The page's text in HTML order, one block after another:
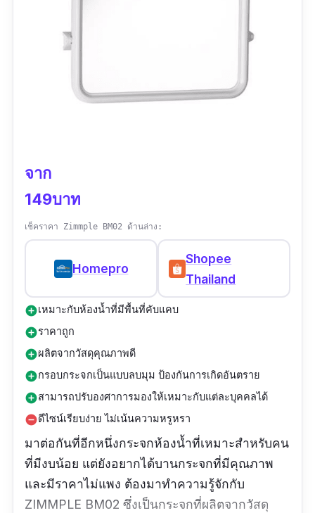
จาก
149บาท
เช็คราคา Zimmple BM02 ด้านล่าง:
Homepro
Shopee
Thailand
add_circleเหมาะกับห้องน้ำที่มีพื้นที่คับแคบ
add_circleราคาถูก
add_circleผลิตจากวัสดุคุณภาพดี
add_circleกรอบกระจกเป็นแบบลบมุม ป้องกันการเกิดอันตราย
add_circleสามารถปรับองศาการมองให้เหมาะกับแต่ละบุคคลได้
remove_circleดีไซน์เรียบง่าย ไม่เน้นความหรูหรา
มาต่อกันที่อีกหนึ่งกระจกห้องน้ำที่เหมาะสำหรับคน
ที่มีงบน้อย แต่ยังอยากได้บานกระจกที่มีคุณภาพ
และมีราคาไม่แพง ต้องมาทำความรู้จักกับ
ZIMMPLE BM02 ซึ่งเป็นกระจกที่ผลิตจากวัสดุ